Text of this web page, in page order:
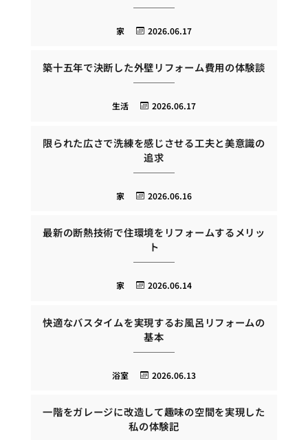
2026.06.17
家
築十五年で決断した外壁リフォーム費用の体験談
2026.06.17
生活
限られた広さで洗練を感じさせる工夫と美意識の
追求
2026.06.16
家
最新の断熱技術で住環境をリフォームするメリッ
ト
2026.06.14
家
快適なバスタイムを実現するお風呂リフォームの
基本
2026.06.13
浴室
一階をガレージに改造して趣味の空間を実現した
私の体験記